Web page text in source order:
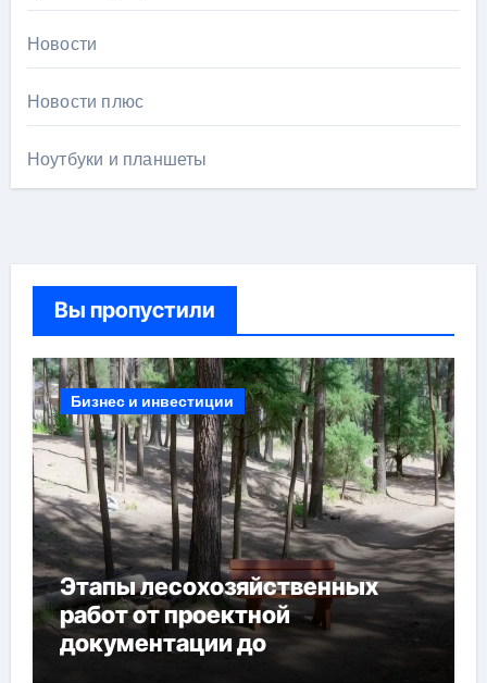
Новости
Новости плюс
Ноутбуки и планшеты
Вы пропустили
Бизнес и инвестиции
Этапы лесохозяйственных
работ от проектной
документации до